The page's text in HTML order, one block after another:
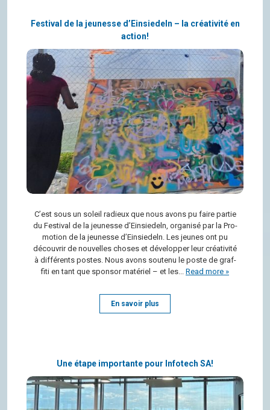
Festival de la jeunesse d’Einsiedeln – la créativité en
action!
C’est sous un soleil radieux que nous avons pu faire par­tie
du Fes­ti­val de la jeu­nesse d’Ein­sie­deln, orga­nisé par la Pro­
mo­tion de la jeu­nesse d’Ein­sie­deln. Les jeunes ont pu
décou­vrir de nou­velles choses et déve­lop­per leur créa­ti­vité
à dif­fé­rents postes. Nous avons sou­tenu le poste de graf­
fiti en tant que spon­sor maté­riel – et les... Read more »
En savoir plus
Une étape importante pour Infotech SA!